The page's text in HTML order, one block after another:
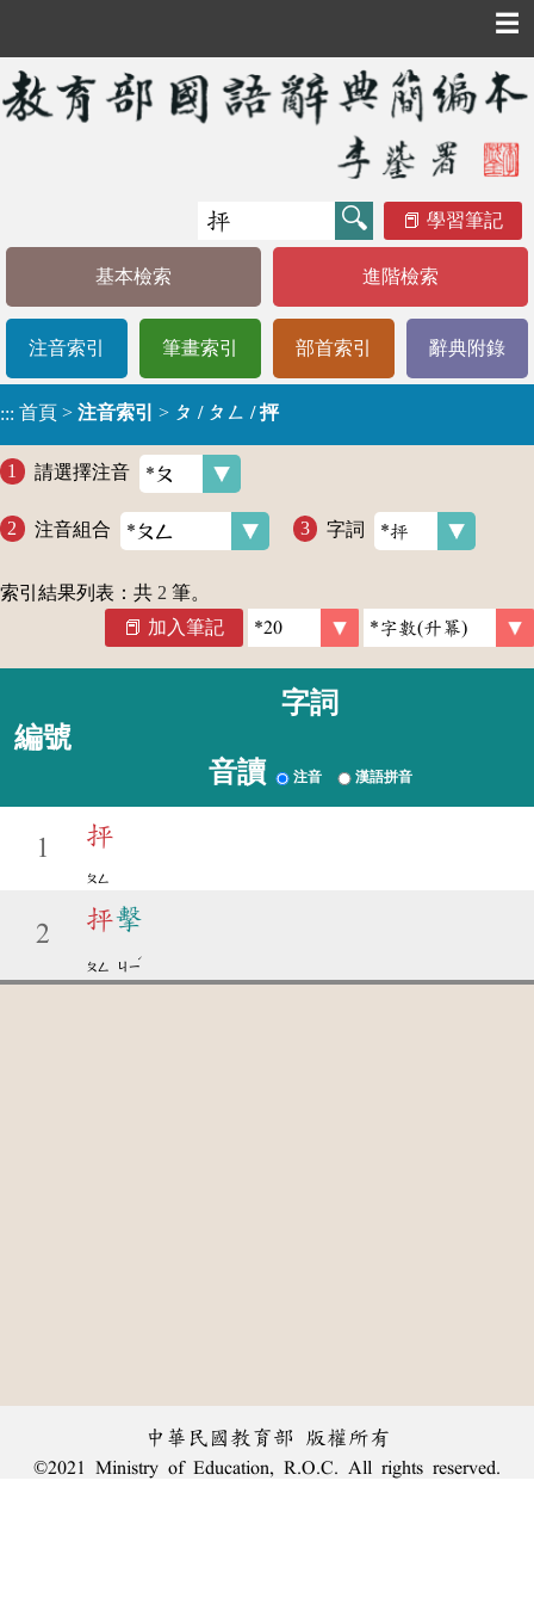
☰
學習筆記
基本檢索 進階檢索
注音索引 筆畫索引 部首索引 辭典附錄
::: 首頁 > 注音索引 > ㄆ / ㄆㄥ / 抨
請選擇注音
注音組合 字詞
索引結果列表：共 2 筆。
加入筆記
編號
字詞
音讀 注音 漢語拼音
1 抨
ㄆㄥ
2
抨擊
ㄆㄥ ㄐㄧ
ˊ
中華民國教育部 版權所有
©2021 Ministry of Education, R.O.C. All rights reserved.